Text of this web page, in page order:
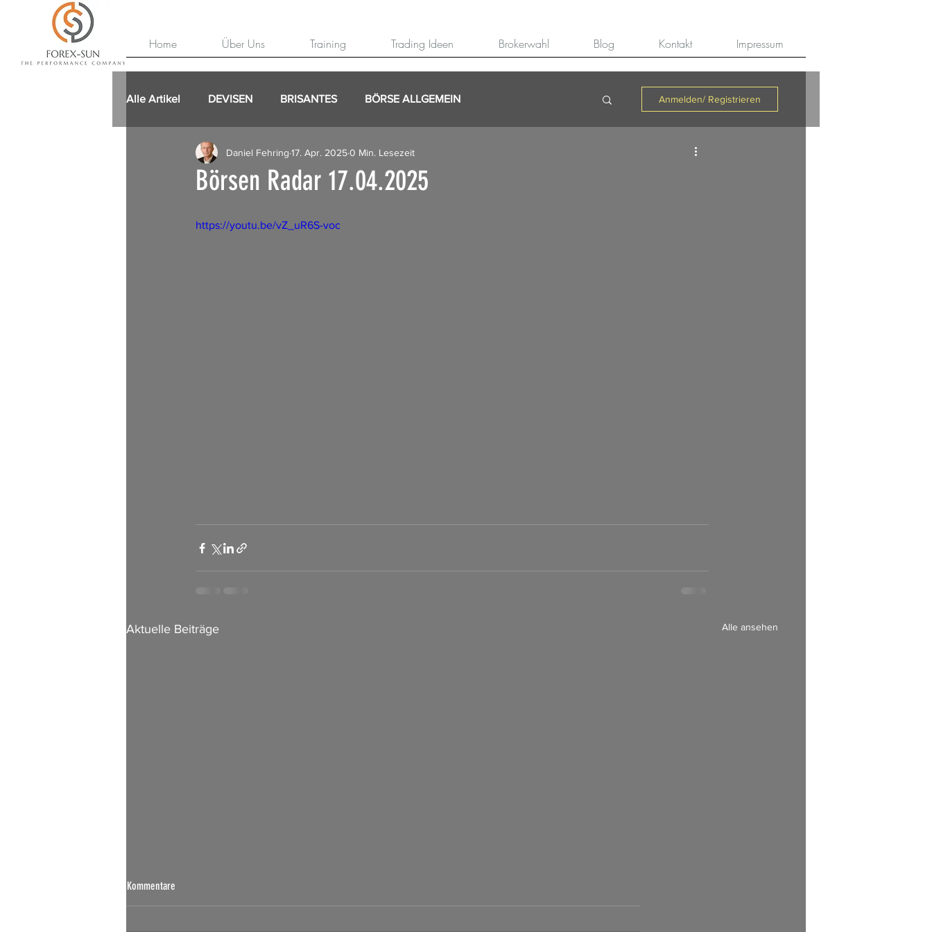
Home Über Uns Training Trading Ideen Brokerwahl Blog Kontakt Impressum
Alle Artikel DEVISEN BRISANTES BÖRSE ALLGEMEIN Anmelden/ Registrieren
Börsen Radar 17.04.2025
Daniel Fehring 17. Apr. 20250 Min. Lesezeit
https://youtu.be/vZ_uR6S-voc
Aktuelle Beiträge Alle ansehen
Kommentare